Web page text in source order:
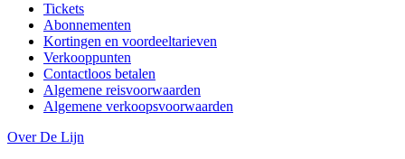
Tickets
Abonnementen
Kortingen en voordeeltarieven
Verkooppunten
Contactloos betalen
Algemene reisvoorwaarden
Algemene verkoopsvoorwaarden
Over De Lijn